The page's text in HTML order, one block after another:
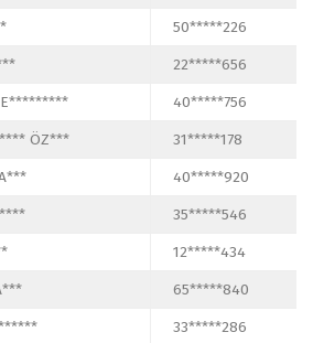
50*****226
22*****656
40*****756
ÖZ***
31*****178
40*****920
35*****546
12*****434
65*****840
33*****286